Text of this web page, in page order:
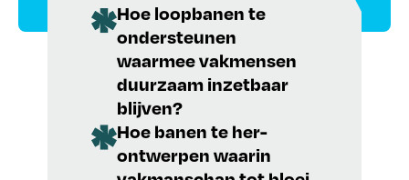
Hoe loopbanen te
ondersteunen
waarmee vakmensen
duurzaam inzetbaar
blijven?
Hoe banen te her-
ontwerpen waarin